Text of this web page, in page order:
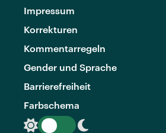
Impressum
Korrekturen
Kommentarregeln
Gender und Sprache
Barrierefreiheit
Farbschema